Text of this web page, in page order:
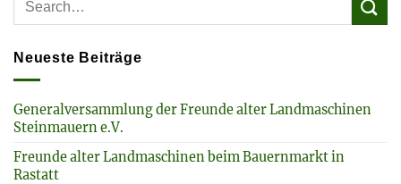
Neueste Beiträge
Generalversammlung der Freunde alter Landmaschinen
Steinmauern e.V.
Freunde alter Landmaschinen beim Bauernmarkt in
Rastatt